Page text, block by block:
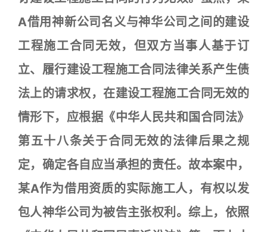
A借用神新公司名义与神华公司之间的建设
工程施工合同无效，但双方当事人基于订
立、履行建设工程施工合同法律关系产生债
法上的请求权，在建设工程施工合同无效的
情形下，应根据《中华人民共和国合同法》
第五十八条关于合同无效的法律后果之规
定，确定各自应当承担的责任。故本案中，
某A作为借用资质的实际施工人，有权以发
包人神华公司为被告主张权利。综上，依照